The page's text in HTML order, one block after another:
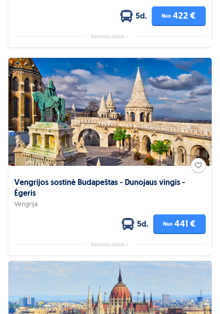
5d. Nuo 422 €
Kelionės datos
Vengrijos sostinė Budapeštas - Dunojaus vingis -
Ėgeris
Vengrija
5d. Nuo 441 €
Kelionės datos